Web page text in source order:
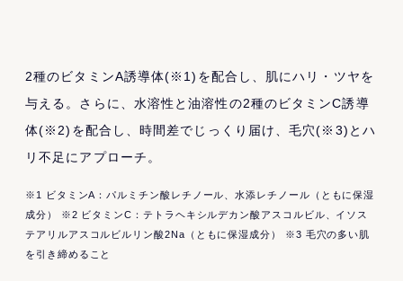
2種のビタミンA誘導体(※1)を配合し、肌にハリ・ツヤを
与える。さらに、水溶性と油溶性の2種のビタミンC誘導
体(※2)を配合し、時間差でじっくり届け、毛穴(※3)とハ
リ不足にアプローチ。
※1 ビタミンA：パルミチン酸レチノール、水添レチノール（ともに保湿
成分） ※2 ビタミンC：テトラヘキシルデカン酸アスコルビル、イソス
テアリルアスコルビルリン酸2Na（ともに保湿成分） ※3 毛穴の多い肌
を引き締めること